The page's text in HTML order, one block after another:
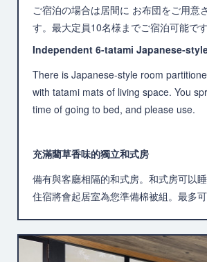
ご宿泊の場合は居間に お布団をご用意
す。最大定員10名様までご宿泊可能です
Independent 6-tatami Japanese-
There is Japanese-style room
with tatami mats of living space. You
time of going to bed, and please use.
充滿藺草香味的獨立和式房
備有與客廳相隔的和式房。和式房可以
住宿將會起居室為您準備棉被組。最多可